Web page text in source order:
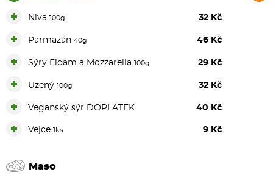
Niva 100g 32 Kč
Parmazán 40g 46 Kč
Sýry Eidam a Mozzarella 100g 29 Kč
Uzený 100g 32 Kč
Veganský sýr DOPLATEK 40 Kč
Vejce 1ks 9 Kč
Maso